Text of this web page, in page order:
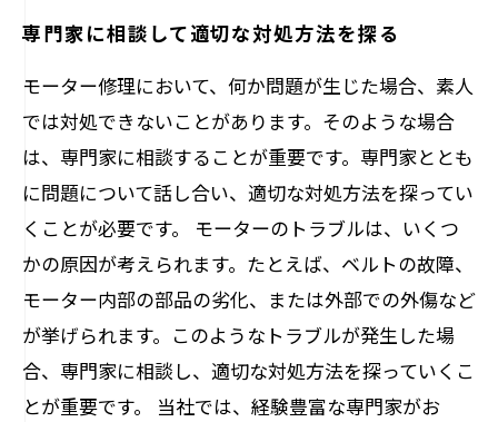
専門家に相談して適切な対処方法を探る
モーター修理において、何か問題が生じた場合、素人
では対処できないことがあります。そのような場合
は、専門家に相談することが重要です。専門家ととも
に問題について話し合い、適切な対処方法を探ってい
くことが必要です。 モーターのトラブルは、いくつ
かの原因が考えられます。たとえば、ベルトの故障、
モーター内部の部品の劣化、または外部での外傷など
が挙げられます。このようなトラブルが発生した場
合、専門家に相談し、適切な対処方法を探っていくこ
とが重要です。 当社では、経験豊富な専門家がお